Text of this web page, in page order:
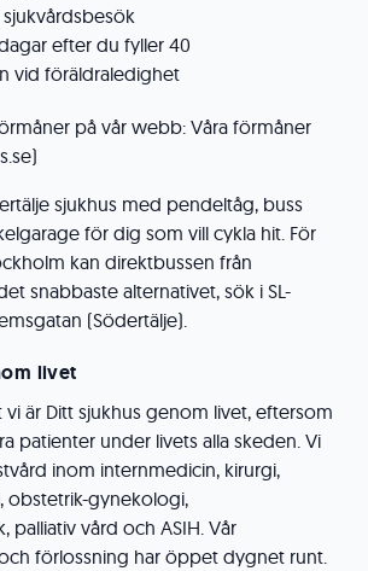
efter du fyller 40
vid föräldraledighet
på vår webb: Våra förmåner
sjukhus med pendeltåg, buss
för dig som vill cykla hit. För
kan direktbussen från
snabbaste alternativet, sök i SL-
(Södertälje).
livet
vi är Ditt sjukhus genom livet, eftersom
patienter under livets alla skeden. Vi
inom internmedicin, kirurgi,
obstetrik-gynekologi,
palliativ vård och ASIH. Vår
förlossning har öppet dygnet runt.